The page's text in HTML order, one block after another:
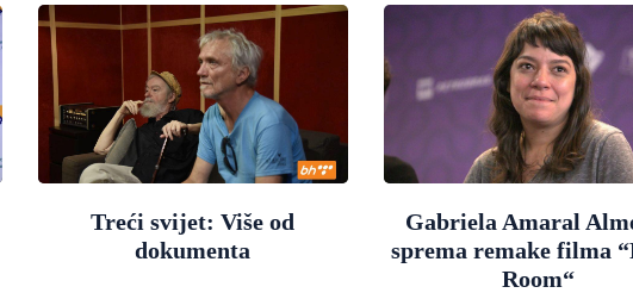
Treći svijet: Više od
dokumenta
Gabriela Amaral
sprema remake filma
Room“